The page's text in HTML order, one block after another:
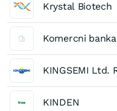
Krystal Biotech
Komercni banka
KINDEN